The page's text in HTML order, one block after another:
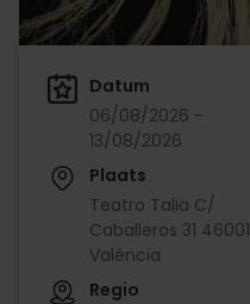
Datum
06/08/2026 -
13/08/2026
Plaats
Teatro Talia C/
Caballeros 31 46001
València
Regio